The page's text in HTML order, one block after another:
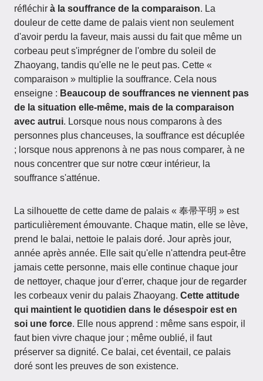
réfléchir à la souffrance de la comparaison. La
douleur de cette dame de palais vient non seulement
d'avoir perdu la faveur, mais aussi du fait que même un
corbeau peut s'imprégner de l'ombre du soleil de
Zhaoyang, tandis qu'elle ne le peut pas. Cette «
comparaison » multiplie la souffrance. Cela nous
enseigne : Beaucoup de souffrances ne viennent pas
de la situation elle-même, mais de la comparaison
avec autrui. Lorsque nous nous comparons à des
personnes plus chanceuses, la souffrance est décuplée
; lorsque nous apprenons à ne pas nous comparer, à ne
nous concentrer que sur notre cœur intérieur, la
souffrance s'atténue.
La silhouette de cette dame de palais « 奉帚平明 » est
particulièrement émouvante. Chaque matin, elle se lève,
prend le balai, nettoie le palais doré. Jour après jour,
année après année. Elle sait qu'elle n'attendra peut-être
jamais cette personne, mais elle continue chaque jour
de nettoyer, chaque jour d'errer, chaque jour de regarder
les corbeaux venir du palais Zhaoyang. Cette attitude
qui maintient le quotidien dans le désespoir est en
soi une force. Elle nous apprend : même sans espoir, il
faut bien vivre chaque jour ; même oublié, il faut
préserver sa dignité. Ce balai, cet éventail, ce palais
doré sont les preuves de son existence.